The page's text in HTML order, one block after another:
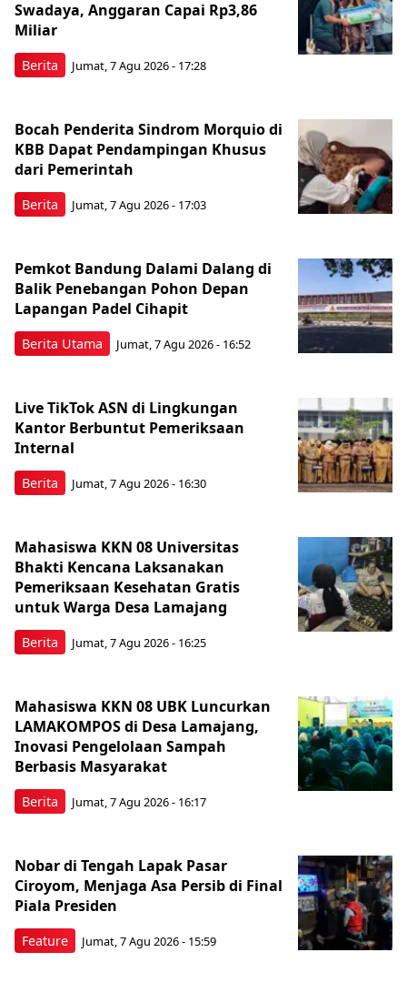
Berita
Swadaya, Anggaran Capai Rp3,86
Miliar
Jumat, 7 Agu 2026 - 17:28
Berita
Bocah Penderita Sindrom Morquio di
KBB Dapat Pendampingan Khusus
dari Pemerintah
Jumat, 7 Agu 2026 - 17:03
Berita Utama
Pemkot Bandung Dalami Dalang di
Balik Penebangan Pohon Depan
Lapangan Padel Cihapit
Jumat, 7 Agu 2026 - 16:52
Berita
Live TikTok ASN di Lingkungan
Kantor Berbuntut Pemeriksaan
Internal
Jumat, 7 Agu 2026 - 16:30
Berita
Mahasiswa KKN 08 Universitas
Bhakti Kencana Laksanakan
Pemeriksaan Kesehatan Gratis
untuk Warga Desa Lamajang
Jumat, 7 Agu 2026 - 16:25
Berita
Mahasiswa KKN 08 UBK Luncurkan
LAMAKOMPOS di Desa Lamajang,
Inovasi Pengelolaan Sampah
Berbasis Masyarakat
Jumat, 7 Agu 2026 - 16:17
Feature
Nobar di Tengah Lapak Pasar
Ciroyom, Menjaga Asa Persib di Final
Piala Presiden
Jumat, 7 Agu 2026 - 15:59